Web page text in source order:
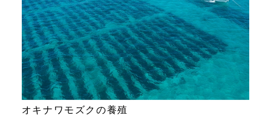
オキナワモズクの養殖